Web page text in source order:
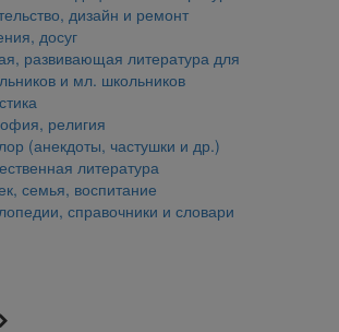
дизайн и ремонт
досуг
развивающая литература для
и мл. школьников
религия
(анекдоты, частушки и др.)
литература
семья, воспитание
справочники и словари